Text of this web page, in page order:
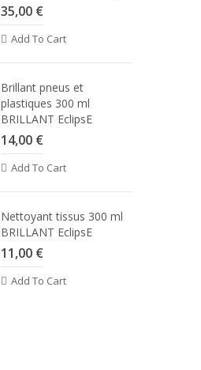
35,00 €
Add To Cart
Brillant pneus et
plastiques 300 ml
BRILLANT EclipsE
14,00 €
Add To Cart
Nettoyant tissus 300 ml
BRILLANT EclipsE
11,00 €
Add To Cart